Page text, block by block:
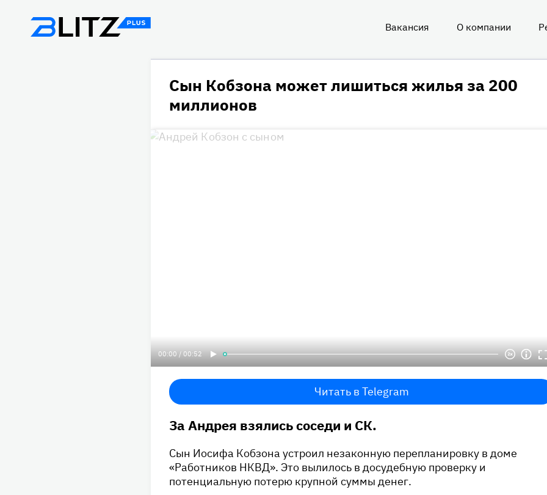
Вакансия О компании
Сын Кобзона может лишиться жилья за 200
миллионов
00:00 / 00:52
Читать в Telegram
За Андрея взялись соседи и СК.
Сын Иосифа Кобзона устроил незаконную перепланировку в доме
«Работников НКВД». Это вылилось в досудебную проверку и
потенциальную потерю крупной суммы денег.